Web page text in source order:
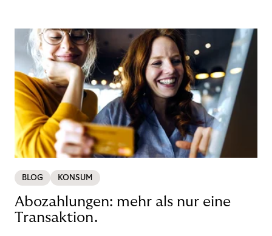
BLOG KONSUM
Abozahlungen: mehr als nur eine
Transaktion.